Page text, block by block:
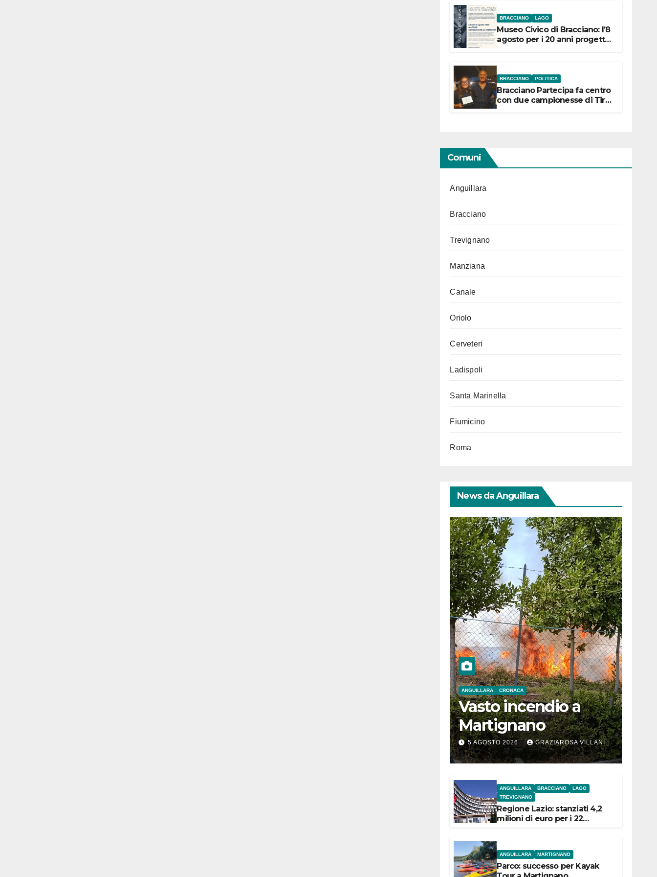
BRACCIANO LAGO
Museo Civico di Bracciano: l’8
agosto per i 20 anni progetto
BRACCIANO POLITICA
Bracciano Partecipa fa centro
con due campionesse di Tiro
Comuni
Anguillara
Bracciano
Trevignano
Manziana
Canale
Oriolo
Cerveteri
Ladispoli
Santa Marinella
Fiumicino
Roma
News da Anguillara
ANGUILLARA CRONACA
Vasto incendio a
Martignano
5 AGOSTO 2026 GRAZIAROSA VILLANI
ANGUILLARA BRACCIANO
LAGO
TREVIGNANO
Regione Lazio: stanziati 4,2
milioni di euro per i 22
ANGUILLARA MARTIGNANO
Parco: successo per Kayak